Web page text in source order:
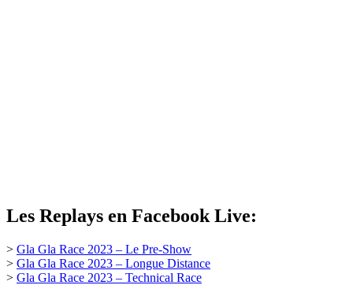
Les Replays en Facebook Live:
> Gla Gla Race 2023 – Le Pre-Show
> Gla Gla Race 2023 – Longue Distance
> Gla Gla Race 2023 – Technical Race